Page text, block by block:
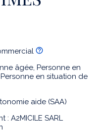
âgée, Personne en
en situation de
aide (SAA)
A2MICILE SARL